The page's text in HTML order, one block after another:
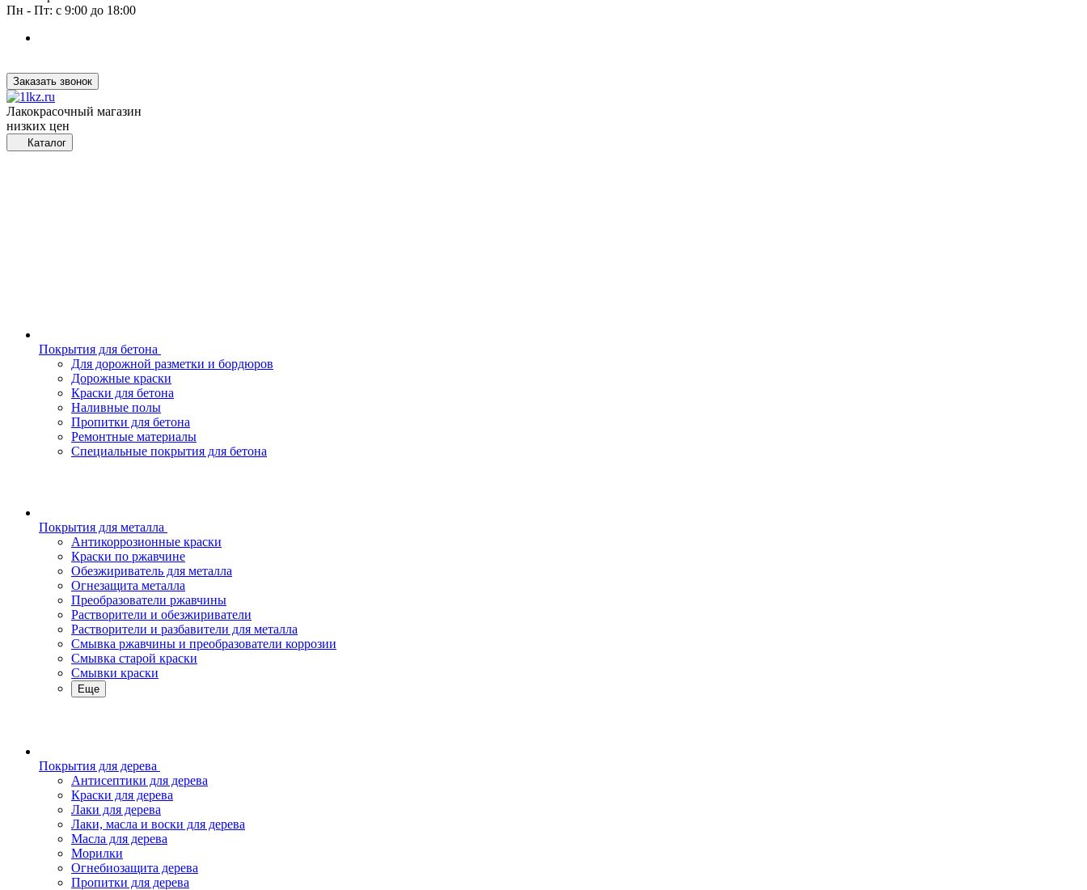
Пн - Пт: с 9:00 до 18:00
Заказать звонок
Лакокрасочный магазин
низких цен
Каталог
Покрытия для бетона
Для дорожной разметки и бордюров
Дорожные краски
Краски для бетона
Наливные полы
Пропитки для бетона
Ремонтные материалы
Специальные покрытия для бетона
Покрытия для металла
Антикоррозионные краски
Краски по ржавчине
Обезжириватель для металла
Огнезащита металла
Преобразователи ржавчины
Растворители и обезжириватели
Растворители и разбавители для металла
Смывка ржавчины и преобразователи коррозии
Смывка старой краски
Смывки краски
Еще
Покрытия для дерева
Антисептики для дерева
Краски для дерева
Лаки для дерева
Лаки, масла и воски для дерева
Масла для дерева
Морилки
Огнебиозащита дерева
Пропитки для дерева